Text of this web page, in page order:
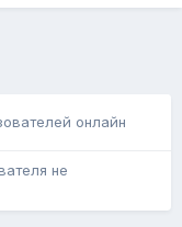
онлайн
не